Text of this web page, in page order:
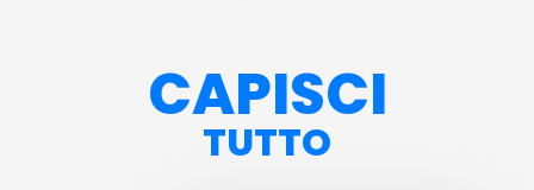
CAPISCI
TUTTO